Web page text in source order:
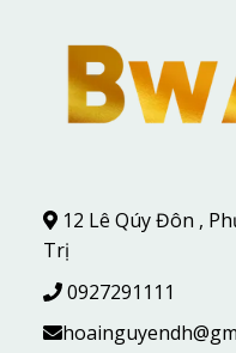
12 Lê Qúy Đôn ,
Trị
0927291111